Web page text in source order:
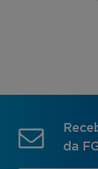
da